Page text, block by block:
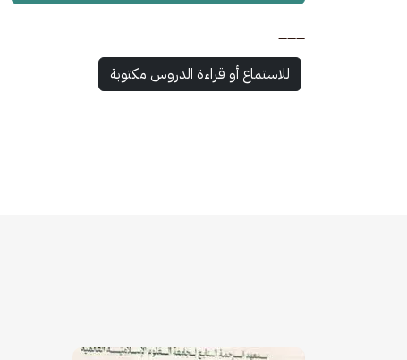
للاستماع أو قراءة الدروس مكتوبة